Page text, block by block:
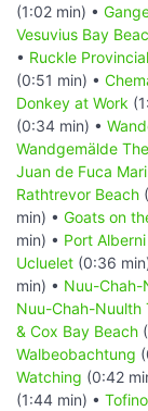
(1:02 min) •
Vesuvius Bay
• Ruckle
(0:51 min) •
Donkey at Work
(0:34 min) •
Wandgemälde
Juan de Fuca
Rathtrevor Beach
min) • Goats on
min) • Port Alberni
Ucluelet (0:36
min) • Nuu-Chah-
Nuu-Chah-Nuulth
& Cox Bay Beach
Walbeobachtung
Watching (0:42
(1:44 min) •